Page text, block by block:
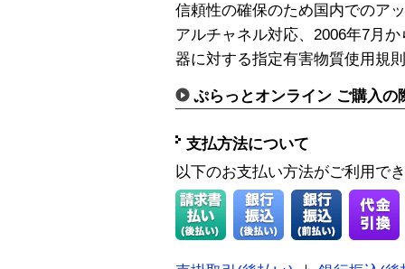
信頼性の確保のため国内でのア
アルチャネル対応、2006年7月
器に対する指定有害物質使用規
ぷらっとオンライン ご購入の
支払方法について
以下のお支払い方法がご利用で